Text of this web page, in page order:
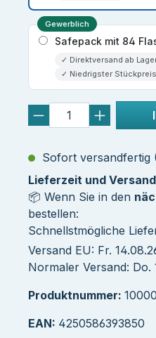
Gewerblich
Safepack mit 84
✓ Direktversand ab
✓ Niedrigster Stückpreis
Sofort versandfertig
Lieferzeit und
📦 Wenn Sie in den
bestellen:
Schnellstmögliche
Versand EU: Fr.
Normaler Versand: Do.
Produktnummer:
EAN: 4250586393850